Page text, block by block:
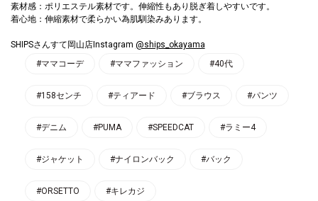
素材感：ポリエステル素材です。伸縮性もあり脱ぎ着しやすいです。
着心地：伸縮素材で柔らかい為肌馴染みあります。
SHIPSさんすて岡山店Instagram @ships_okayama
#ママコーデ
#ママファッション #40代
#158センチ #ティアード #ブラウス #パンツ
#デニム #PUMA #SPEEDCAT #ラミー4
#ジャケット #ナイロンバック #バック
#ORSETTO #キレカジ